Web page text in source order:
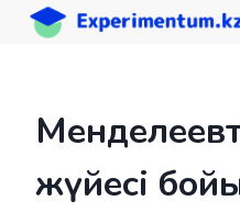
Skip
жүйесі